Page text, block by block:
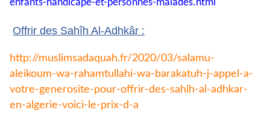
enfants-handicape-et-personnes-malades.html
Offrir des Sahîh Al-Adhkâr :
http://muslimsadaquah.fr/2020/03/salamu-
aleikoum-wa-rahamtullahi-wa-barakatuh-j-appel-a-
votre-generosite-pour-offrir-des-sahih-al-adhkar-
en-algerie-voici-le-prix-d-a